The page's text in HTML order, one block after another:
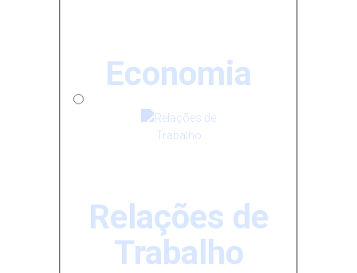
Economia
Relações de
Trabalho